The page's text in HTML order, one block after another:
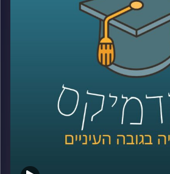
אל תוך רגעים של חוסר ודאות,
הכי קריטיות שיש.
למדויקת יותר, או דווקא משנה את
שוקלים ומחליטים?
נראה מבפנים, דווקא באחד
ברפואה, עולם הלידות, נמצאת
ולפיש, מנהלת בית החולים לנשים
בית הספר לרפואה באוניברסיטת